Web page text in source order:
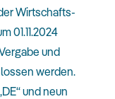
Wirtschafts-
01.11.2024
und
werden.
und neun